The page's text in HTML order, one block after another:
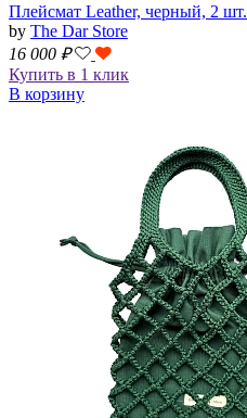
Плейсмат Leather, черный, 2 шт.
by The Dar Store
16 000 ₽
Купить в 1 клик
В корзину